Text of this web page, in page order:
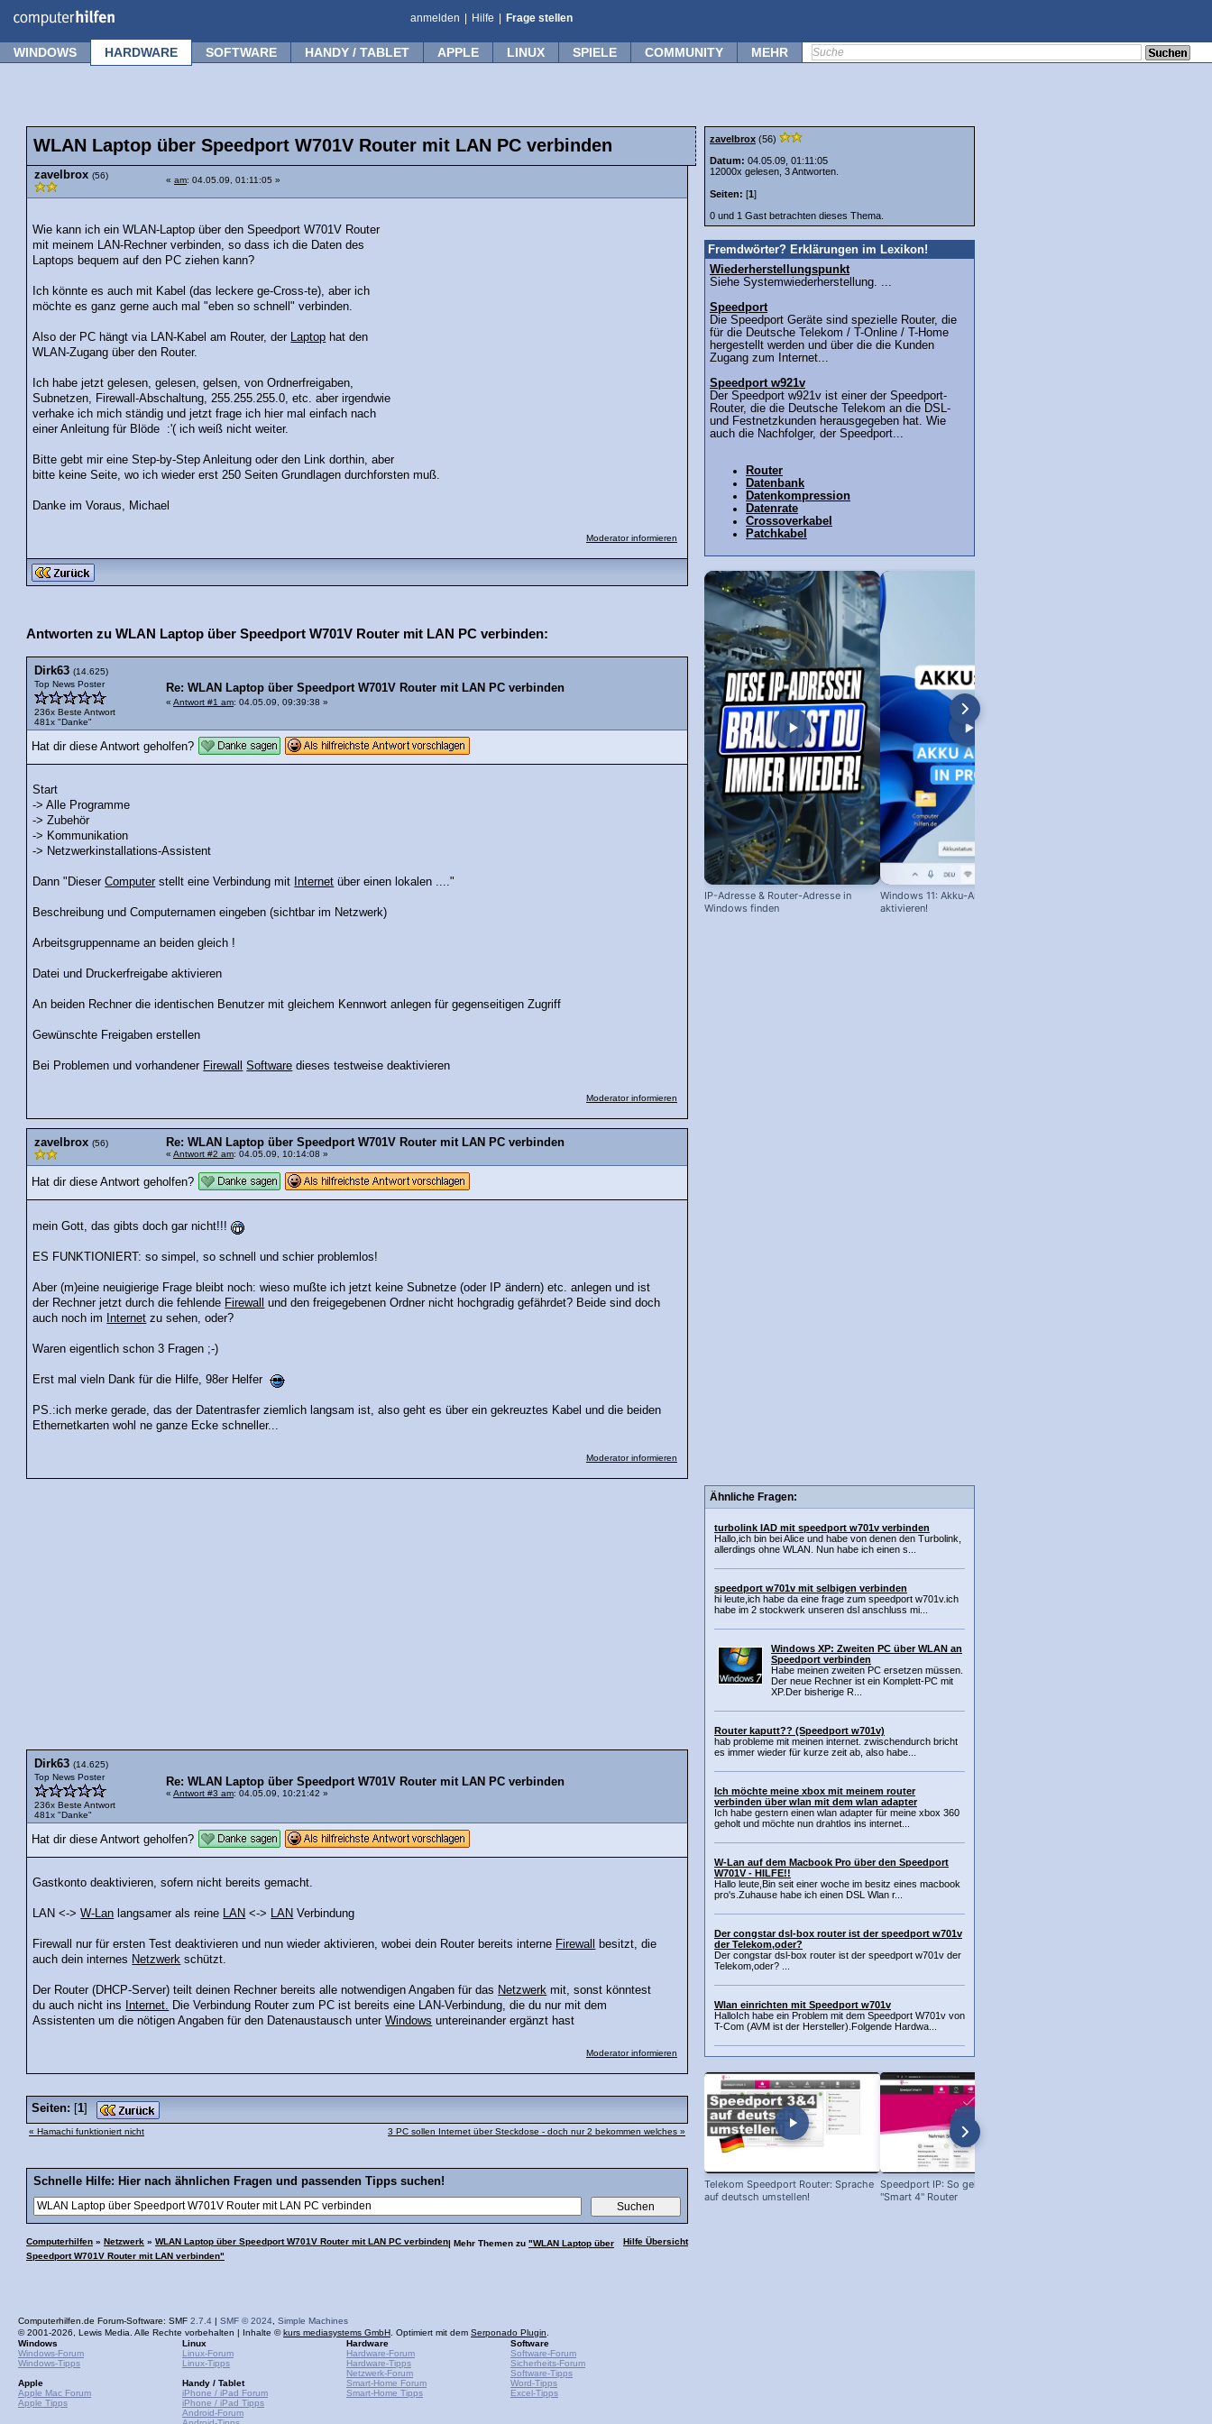
anmelden Hilfe Frage stellen
WINDOWS HARDWARE SOFTWARE HANDY / TABLET APPLE LINUX SPIELE COMMUNITY MEHR
WLAN Laptop über Speedport W701V Router mit LAN PC verbinden
zavelbrox (56) « am: 04.05.09, 01:11:05 »
Wie kann ich ein WLAN-Laptop über den Speedport W701V Router
mit meinem LAN-Rechner verbinden, so dass ich die Daten des
Laptops bequem auf den PC ziehen kann?
Ich könnte es auch mit Kabel (das leckere ge-Cross-te), aber ich
möchte es ganz gerne auch mal "eben so schnell" verbinden.
Also der PC hängt via LAN-Kabel am Router, der Laptop hat den
WLAN-Zugang über den Router.
Ich habe jetzt gelesen, gelesen, gelsen, von Ordnerfreigaben,
Subnetzen, Firewall-Abschaltung, 255.255.255.0, etc. aber irgendwie
verhake ich mich ständig und jetzt frage ich hier mal einfach nach
einer Anleitung für Blöde :'( ich weiß nicht weiter.
Bitte gebt mir eine Step-by-Step Anleitung oder den Link dorthin, aber
bitte keine Seite, wo ich wieder erst 250 Seiten Grundlagen durchforsten muß.
Danke im Voraus, Michael
Moderator informieren
Antworten zu WLAN Laptop über Speedport W701V Router mit LAN PC verbinden:
Dirk63 (14.625)
Top News Poster
236x Beste Antwort
481x "Danke"
Re: WLAN Laptop über Speedport W701V Router mit LAN PC verbinden
« Antwort #1 am: 04.05.09, 09:39:38 »
Hat dir diese Antwort geholfen?
Start
-> Alle Programme
-> Zubehör
-> Kommunikation
-> Netzwerkinstallations-Assistent
Dann "DieserComputerstellt eine Verbindung mit Internet über einen lokalen ...."
Beschreibung und Computernamen eingeben (sichtbar im Netzwerk)
Arbeitsgruppenname an beiden gleich !
Datei und Druckerfreigabe aktivieren
An beiden Rechner die identischen Benutzer mit gleichem Kennwort anlegen für gegenseitigen Zugriff
Gewünschte Freigaben erstellen
Bei Problemen und vorhandener Firewall Software dieses testweise deaktivieren
Moderator informieren
zavelbrox (56) Re: WLAN Laptop über Speedport W701V Router mit LAN PC verbinden
« Antwort #2 am: 04.05.09, 10:14:08 »
Hat dir diese Antwort geholfen?
mein Gott, das gibts doch gar nicht!!!
ES FUNKTIONIERT: so simpel, so schnell und schier problemlos!
Aber (m)eine neuigierige Frage bleibt noch: wieso mußte ich jetzt keine Subnetze (oder IP ändern) etc. anlegen und ist
der Rechner jetzt durch die fehlende Firewall
und den freigegebenen Ordner nicht hochgradig gefährdet? Beide sind doch
auch noch im
Internet zu sehen, oder?
Waren eigentlich schon 3 Fragen ;-)
Erst mal vieln Dank für die Hilfe, 98er Helfer
PS.:ich merke gerade, das der Datentrasfer ziemlich langsam ist, also geht es über ein gekreuztes Kabel und die beiden
Ethernetkarten wohl ne ganze Ecke schneller...
Moderator informieren
Dirk63 (14.625)
Top News Poster
236x Beste Antwort
481x "Danke"
Re: WLAN Laptop über Speedport W701V Router mit LAN PC verbinden
« Antwort #3 am: 04.05.09, 10:21:42 »
Hat dir diese Antwort geholfen?
Gastkonto deaktivieren, sofern nicht bereits gemacht.
LAN <->W-Lan langsamer als reine LAN <-> LAN Verbindung
Firewall nur für ersten Test deaktivieren und nun wieder aktivieren, wobei dein Router bereits interne Firewall
besitzt, die
auch dein internes Netzwerk schützt.
Der Router (DHCP-Server) teilt deinen Rechner bereits alle notwendigen Angaben für das Netzwerk mit, sonst könntest
du auch nicht ins
Internet. Die Verbindung Router zum PC ist bereits eine LAN-Verbindung, die du nur mit dem
Assistenten um die nötigen Angaben für den Datenaustausch unterWindows untereinander ergänzt hast
Moderator informieren
Seiten: [1]
« Hamachi funktioniert nicht 3 PC sollen Internet über Steckdose - doch nur 2 bekommen welches »
Schnelle Hilfe: Hier nach ähnlichen Fragen und passenden Tipps suchen!
Computerhilfen » Netzwerk » WLAN Laptop über Speedport W701V Router mit LAN PC verbinden Hilfe Übersicht
| Mehr Themen zu "WLAN Laptop über
Speedport W701V Router mit LAN verbinden"
zavelbrox (56)
Datum: 04.05.09, 01:11:05
12000x gelesen, 3 Antworten.
Seiten: [1]
0 und 1 Gast betrachten dieses Thema.
Fremdwörter? Erklärungen im Lexikon!
Wiederherstellungspunkt
Siehe Systemwiederherstellung. ...
Speedport
Die Speedport Geräte sind spezielle Router, die
für die Deutsche Telekom / T-Online / T-Home
hergestellt werden und über die die Kunden
Zugang zum Internet...
Speedport w921v
Der Speedport w921v ist einer der Speedport-
Router, die die Deutsche Telekom an die DSL-
und Festnetzkunden herausgegeben hat. Wie
auch die Nachfolger, der Speedport...
Router
Datenbank
Datenkompression
Datenrate
Crossoverkabel
Patchkabel
IP-Adresse & Router-Adresse in
Windows finden
Windows 11: Akku-Anzeige in Prozent
aktivieren!
Ähnliche Fragen:
turbolink IAD mit speedport w701v verbinden
Hallo,ich bin bei Alice und habe von denen den Turbolink,
allerdings ohne WLAN. Nun habe ich einen s...
speedport w701v mit selbigen verbinden
hi leute,ich habe da eine frage zum speedport w701v.ich
habe im 2 stockwerk unseren dsl anschluss mi...
Windows XP: Zweiten PC über WLAN an
Speedport verbinden
Habe meinen zweiten PC ersetzen müssen.
Der neue Rechner ist ein Komplett-PC mit
XP.Der bisherige R...
Router kaputt?? (Speedport w701v)
hab probleme mit meinen internet. zwischendurch bricht
es immer wieder für kurze zeit ab, also habe...
Ich möchte meine xbox mit meinem router
verbinden über wlan mit dem wlan adapter
Ich habe gestern einen wlan adapter für meine xbox 360
geholt und möchte nun drahtlos ins internet...
W-Lan auf dem Macbook Pro über den Speedport
W701V - HILFE!!
Hallo leute,Bin seit einer woche im besitz eines macbook
pro's.Zuhause habe ich einen DSL Wlan r...
Der congstar dsl-box router ist der speedport w701v
der Telekom,oder?
Der congstar dsl-box router ist der speedport w701v der
Telekom,oder? ...
Wlan einrichten mit Speedport w701v
HalloIch habe ein Problem mit dem Speedport W701v von
T-Com (AVM ist der Hersteller).Folgende Hardwa...
Telekom Speedport Router: Sprache
auf deutsch umstellen!
Speedport IP: So gehts zum Telekom
"Smart 4" Router
Computerhilfen.de Forum-Software: SMF 2.7.4 | SMF © 2024 Simple Machines
© 2001-2026, Lewis Media. Alle Rechte vorbehalten | Inhalte ©kurs mediasystems GmbH . Optimiert mit dem Serponado Plugin
Windows
Windows-Forum
Windows-Tipps
Apple
Apple Mac Forum
Apple Tipps
Linux
Linux-Forum
Linux-Tipps
Handy / Tablet
iPhone / iPad Forum
iPhone / iPad Tipps
Android-Forum
Hardware
Hardware-Forum
Hardware-Tipps
Netzwerk-Forum
Smart-Home Forum
Smart-Home Tipps
Software
Software-Forum
Sicherheits-Forum
Software-Tipps
Word-Tipps
Excel-Tipps